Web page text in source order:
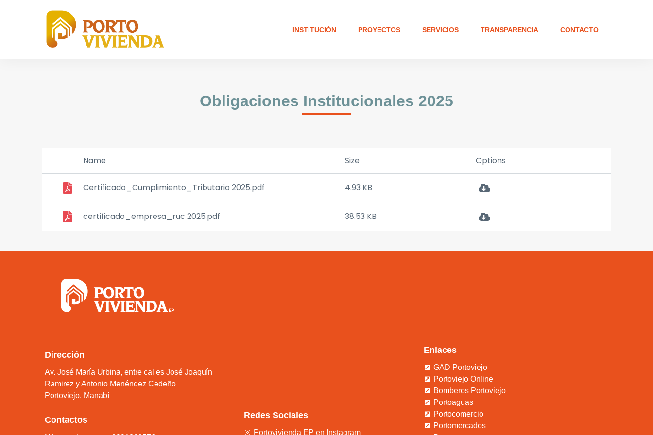
INSTITUCIÓN PROYECTOS SERVICIOS TRANSPARENCIA CONTACTO
Obligaciones Institucionales 2025
Name Size Options
Certificado_Cumplimiento_Tributario 2025.pdf 4.93 KB
certificado_empresa_ruc 2025.pdf 38.53 KB
Dirección
Av. José María Urbina, entre calles José Joaquín
Ramirez y Antonio Menéndez Cedeño
Portoviejo, Manabí
Contactos Redes Sociales
Portovivienda EP en Instagram
Enlaces
GAD Portoviejo
Portoviejo Online
Bomberos Portoviejo
Portoaguas
Portocomercio
Portomercados